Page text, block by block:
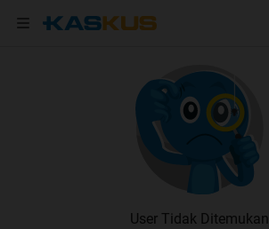
User Tidak Ditemukan